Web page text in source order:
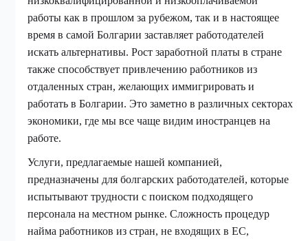
работы как в прошлом за рубежом, так и в настоящее
время в самой Болгарии заставляет работодателей
искать альтернативы. Рост заработной платы в стране
также способствует привлечению работников из
отдаленных стран, желающих иммигрировать и
работать в Болгарии. Это заметно в различных секторах
экономики, где мы все чаще видим иностранцев на
работе.
Услуги, предлагаемые нашей компанией,
предназначены для болгарских работодателей, которые
испытывают трудности с поиском подходящего
персонала на местном рынке. Сложность процедур
найма работников из стран, не входящих в ЕС,